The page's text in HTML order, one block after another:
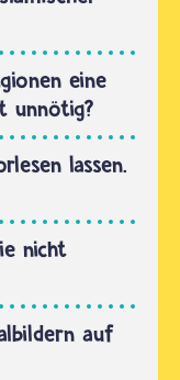
eine
unnötig?
lassen.
nicht
auf